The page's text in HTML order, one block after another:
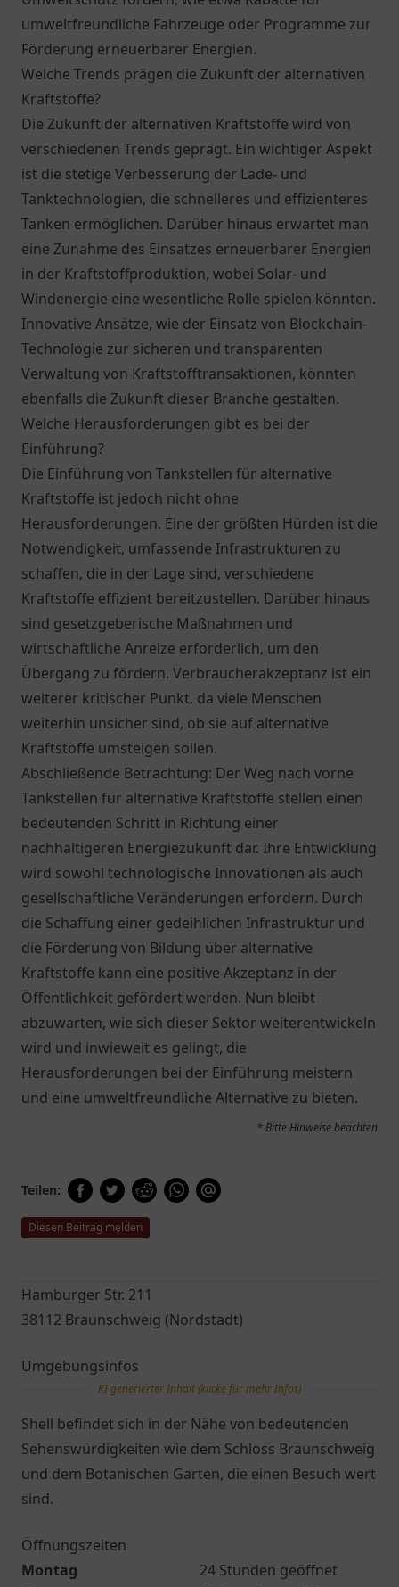
umweltfreundliche Fahrzeuge oder Programme zur
Förderung erneuerbarer Energien.
Welche Trends prägen die Zukunft der alternativen
Kraftstoffe?
Die Zukunft der alternativen Kraftstoffe wird von
verschiedenen Trends geprägt. Ein wichtiger Aspekt
ist die stetige Verbesserung der Lade- und
Tanktechnologien, die schnelleres und effizienteres
Tanken ermöglichen. Darüber hinaus erwartet man
eine Zunahme des Einsatzes erneuerbarer Energien
in der Kraftstoffproduktion, wobei Solar- und
Windenergie eine wesentliche Rolle spielen könnten.
Innovative Ansätze, wie der Einsatz von Blockchain-
Technologie zur sicheren und transparenten
Verwaltung von Kraftstofftransaktionen, könnten
ebenfalls die Zukunft dieser Branche gestalten.
Welche Herausforderungen gibt es bei der
Einführung?
Die Einführung von Tankstellen für alternative
Kraftstoffe ist jedoch nicht ohne
Herausforderungen. Eine der größten Hürden ist die
Notwendigkeit, umfassende Infrastrukturen zu
schaffen, die in der Lage sind, verschiedene
Kraftstoffe effizient bereitzustellen. Darüber hinaus
sind gesetzgeberische Maßnahmen und
wirtschaftliche Anreize erforderlich, um den
Übergang zu fördern. Verbraucherakzeptanz ist ein
weiterer kritischer Punkt, da viele Menschen
weiterhin unsicher sind, ob sie auf alternative
Kraftstoffe umsteigen sollen.
Abschließende Betrachtung: Der Weg nach vorne
Tankstellen für alternative Kraftstoffe stellen einen
bedeutenden Schritt in Richtung einer
nachhaltigeren Energiezukunft dar. Ihre Entwicklung
wird sowohl technologische Innovationen als auch
gesellschaftliche Veränderungen erfordern. Durch
die Schaffung einer gedeihlichen Infrastruktur und
die Förderung von Bildung über alternative
Kraftstoffe kann eine positive Akzeptanz in der
Öffentlichkeit gefördert werden. Nun bleibt
abzuwarten, wie sich dieser Sektor weiterentwickeln
wird und inwieweit es gelingt, die
Herausforderungen bei der Einführung meistern
und eine umweltfreundliche Alternative zu bieten.
* Bitte Hinweise beachten
Teilen:
Diesen Beitrag melden
Hamburger Str. 211
38112 Braunschweig (Nordstadt)
Umgebungsinfos
KI generierter Inhalt (klicke für mehr Infos)
Shell befindet sich in der Nähe von bedeutenden
Sehenswürdigkeiten wie dem Schloss Braunschweig
und dem Botanischen Garten, die einen Besuch wert
sind.
Öffnungszeiten
Montag
24 Stunden geöffnet